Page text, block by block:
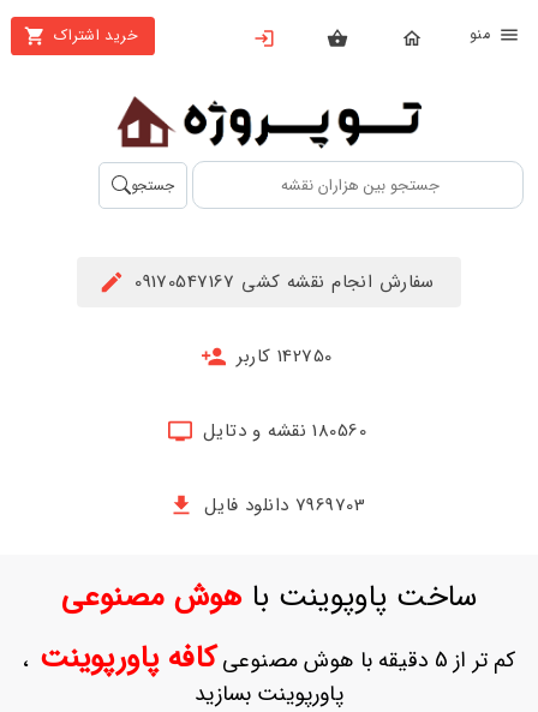
خرید اشتراک
بستن
محصولات
تهیه
اشتراک
حساب
ثبت
جستجو
سفارش انجام نقشه کشی 09170547167
142750 کاربر
180560 نقشه و دتایل
7969703 دانلود فایل
ساخت پاوپوینت باهوش مصنوعی
کم تر از 5 دقیقه با هوش مصنوعی کافه پاورپوینت ،
پاورپوینت بسازید